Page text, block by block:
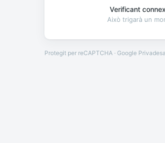
Verificant
Això trigarà un
Protegit per reCAPTCHA · Google Privadesa